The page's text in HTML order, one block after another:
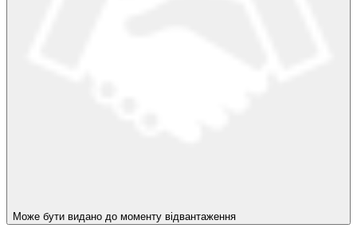
Може бути видано до моменту відвантаження